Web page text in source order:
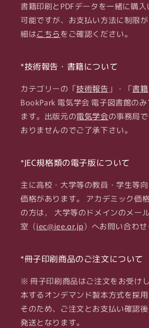
止
器/
開
護
同
研
究
会-1
量
減
ら
す
止
器/
開
護
同
研
究
会-1
量
増
や
す
書籍印刷とPDFデータを一緒に購
可能ですが、お支払い方法に制限
細はこちらをご確認ください。
*技術報告・書籍について
カテゴリーの「技術報告 」・「書籍
BookPark 電気学会 電子図書館の
ます。出版元の電気学会の事務局
おりませんのでご了承下さい。
*JEC規格類の電子版について
主に高校・大学等の教員・学生等
価格があります。 アカデミック価
の方は， 大学等のドメインのメー
室（iec@iee.or.jp）へお問い合わせ
*冊子印刷商品のご注文について
※ 冊子印刷商品はご注文をお受け
本するオンデマンド製本方式を採用
そのため、ご注文とお支払い確認
発送となります。